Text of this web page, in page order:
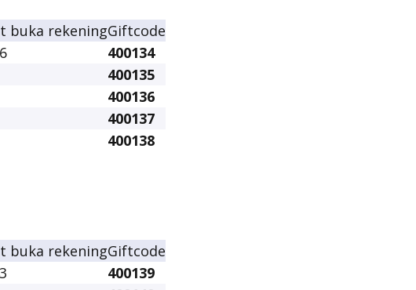
buka rekeningGiftcode
400134
400135
400136
400137
400138
buka rekeningGiftcode
400139